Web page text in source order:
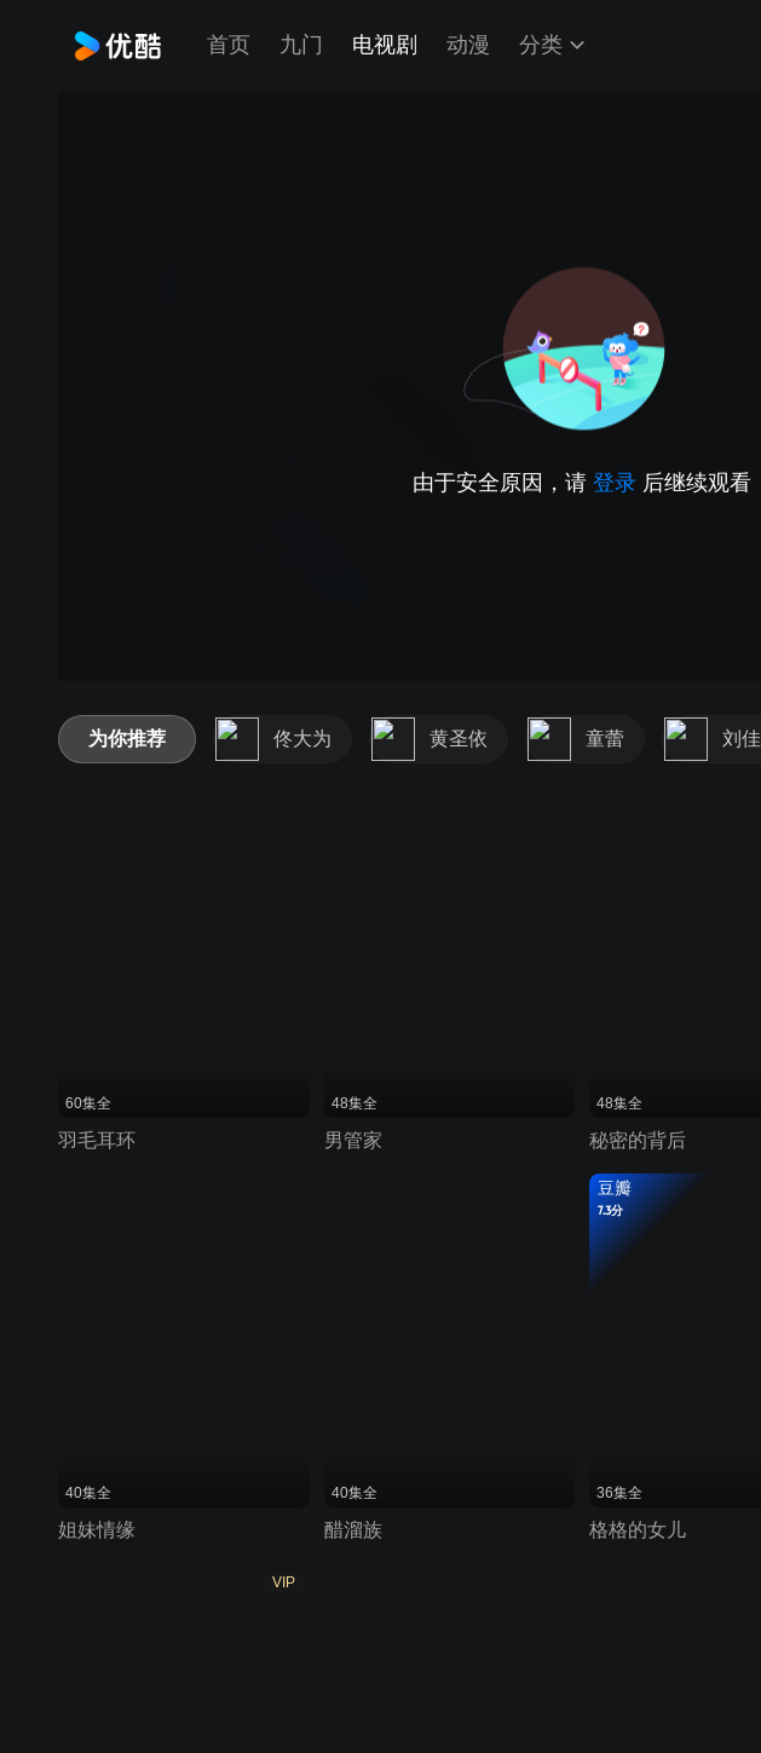
首页 九门 电视剧 动漫 分类
由于安全原因，请 登录 后继续观看
为你推荐 佟大为 黄圣依 童蕾 刘佳
60集全
羽毛耳环
48集全
男管家
48集全
秘密的背后
40集全
姐妹情缘
40集全
醋溜族
豆瓣
7.3分
36集全
格格的女儿
VIP